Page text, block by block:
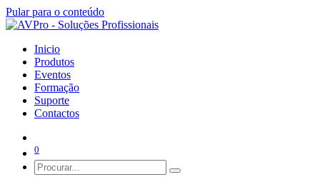
Pular para o conteúdo
Inicio
Produtos
Eventos
Formação
Suporte
Contactos
0